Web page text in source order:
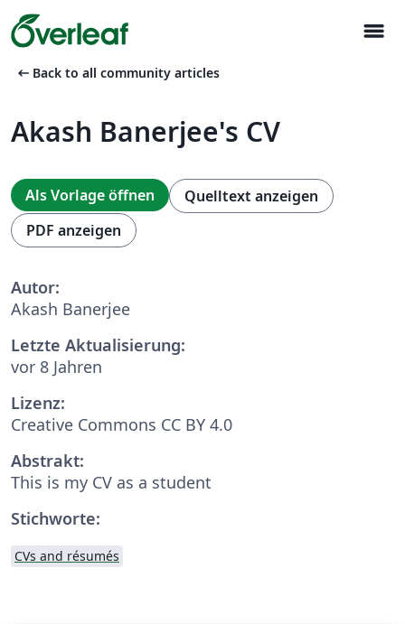
menu
arrow_left_alt Back to all community articles
Akash Banerjee's CV
Als Vorlage öffnen
Quelltext anzeigen
PDF anzeigen
Autor:
Akash Banerjee
Letzte Aktualisierung:
vor 8 Jahren
Lizenz:
Creative Commons CC BY 4.0
Abstrakt:
This is my CV as a student
Stichworte:
CVs and résumés